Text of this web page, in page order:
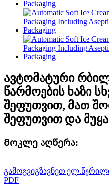
ავტომატური
წარმოების ხაზი
შეფუთვით, მათ
შეფუთვით და
Მოკლე აღწერა:
გამოგვიგზავნეთ
PDF